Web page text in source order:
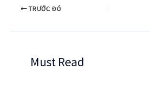
TRƯỚC ĐÓ
Must Read